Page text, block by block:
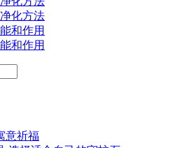
化方法
和作用
和作用
意祈福